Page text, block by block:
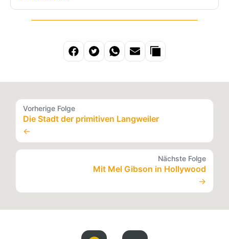
Vorherige Folge
Die Stadt der primitiven Langweiler
←
Nächste Folge
Mit Mel Gibson in Hollywood
→